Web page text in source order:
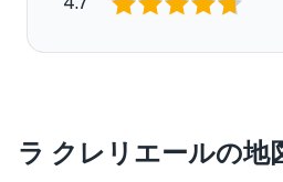
ラ クレリエールの地